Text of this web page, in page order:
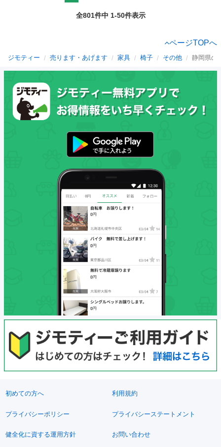
全801件中 1-50件表示
ページTOPへ
ジモティー 売ります・あげます 家具 椅子 その他 静岡県の
初めての方へ 利用規約
プライバシーポリシー プライバシーステートメント
健全化に資する運用方針 お問い合わせ